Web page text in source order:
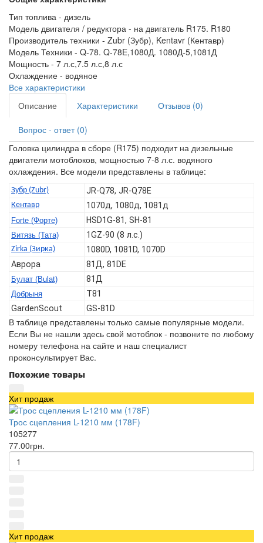
Тип топлива - дизель
Модель двигателя / редуктора - на двигатель R175. R180
Производитель техники - Zubr (Зубр), Kentavr (Кентавр)
Модель Техники - Q-78. Q-78E,1080Д. 1080Д-5,1081Д
Мощность - 7 л.с,7.5 л.с,8 л.с
Охлаждение - водяное
Все характеристики
Описание
Характеристики Отзывов (0)
Вопрос - ответ (0)
Головка цилиндра в сборе (R175) подходит на дизельные
двигатели мотоблоков, мощностью 7-8 л.с. водяного
охлаждения. Все модели представлены в таблице:
Зубр (Zubr) JR-Q78, JR-Q78E
Кентавр 1070д, 1080д, 1081д
Forte (Форте) HSD1G-81, SH-81
Витязь (Тата) 1GZ-90 (8 л.с.)
Zirka (Зирка)
1080D, 1081D, 1070D
Аврора
81Д, 81DE
Булат (Bulat) 81Д
Добрыня
T81
GardenScout
GS-81D
В таблице представлены только самые популярные модели.
Если Вы не нашли здесь свой мотоблок - позвоните по любому
номеру телефона на сайте и наш специалист
проконсультирует Вас.
Похожие товары
Хит продаж
Трос сцепления L-1210 мм (178F)
105277
77.00грн.
Хит продаж